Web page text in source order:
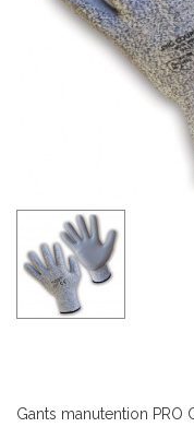
Gants manutention PRO